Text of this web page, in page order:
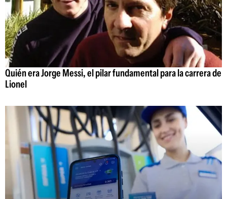
Quién era Jorge Messi, el pilar fundamental para la carrera de
Lionel